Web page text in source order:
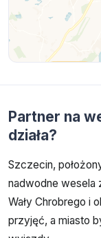
Partner na
działa?
Szczecin,
nadwodne wesela
Wały Chrobrego i
przyjęć, a miasto